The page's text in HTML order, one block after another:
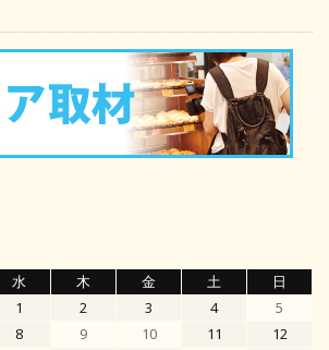
水 木 金 土
日
1
2 3 4
5
8 9 10 11
12